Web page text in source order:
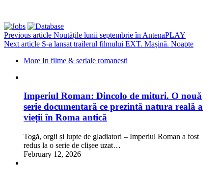
Previous article Noutățile lunii septembrie în AntenaPLAY
Next article S-a lansat trailerul filmului EXT. Mașină. Noapte
More In filme & seriale romanesti
Imperiul Roman: Dincolo de mituri. O nouă
serie documentară ce prezintă natura reală a
vieții în Roma antică
Togă, orgii și lupte de gladiatori – Imperiul Roman a fost
redus la o serie de clișee uzat…
February 12, 2026